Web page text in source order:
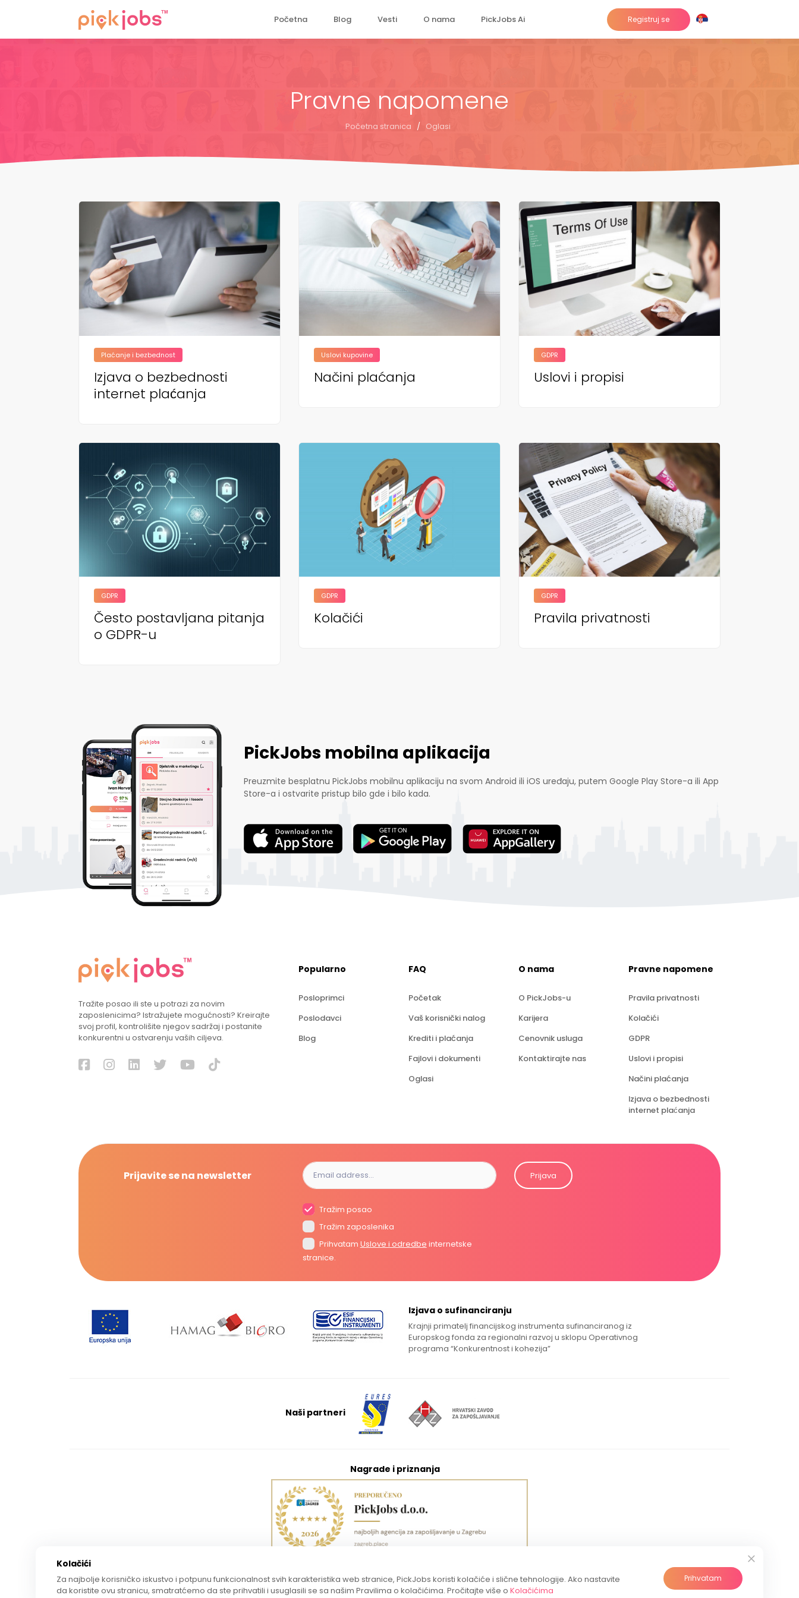
Početna Blog Vesti O nama PickJobs Ai Registruj se
Pravne napomene
Početna stranica / Oglasi
Plaćanje i bezbednost
Izjava o bezbednosti
internet plaćanja
Uslovi kupovine
Načini plaćanja
GDPR
Uslovi i propisi
GDPR
Često postavljana pitanja
o GDPR-u
GDPR
Kolačići
GDPR
Pravila privatnosti
PickJobs mobilna aplikacija
Preuzmite besplatnu PickJobs mobilnu aplikaciju na svom Android ili iOS uređaju, putem Google Play Store-a ili App
Store-a i ostvarite pristup bilo gde i bilo kada.
Tražite posao ili ste u potrazi za novim
zaposlenicima? Istražujete mogućnosti? Kreirajte
svoj profil, kontrolišite njegov sadržaj i postanite
konkurentni u ostvarenju vaših ciljeva.
Popularno
Posloprimci
Poslodavci
Blog
FAQ
Početak
Vaš korisnički nalog
Krediti i plaćanja
Fajlovi i dokumenti
Oglasi
O nama
O PickJobs-u
Karijera
Cenovnik usluga
Kontaktirajte nas
Pravne napomene
Pravila privatnosti
Kolačići
GDPR
Uslovi i propisi
Načini plaćanja
Izjava o bezbednosti
internet plaćanja
Prijavite se na newsletter
Tražim posao
Tražim zaposlenika
Prihvatam Uslove i odredbe internetske
stranice.
Prijava
Izjava o sufinanciranju
Krajnji primatelj financijskog instrumenta sufinanciranog iz
Europskog fonda za regionalni razvoj u sklopu Operativnog
programa “Konkurentnost i kohezija”
Naši partneri
Nagrade i priznanja
Kolačići
Za najbolje korisničko iskustvo i potpunu funkcionalnost svih karakteristika web stranice, PickJobs koristi kolačiće i slične tehnologije. Ako nastavite
da koristite ovu stranicu, smatratćemo da ste prihvatili i usuglasili se sa našim Pravilima o kolačićima. Pročitajte više o Kolačićima
Prihvatam